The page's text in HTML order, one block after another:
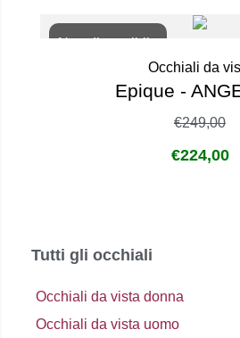
Non disponibile
Occhiali da
Epique -
€249,00
€224,00
Tutti gli occhiali
Occhiali da vista donna
Occhiali da vista uomo